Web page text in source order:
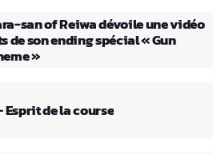
san of Reiwa dévoile une vidéo
de son ending spécial « Gun
»
Esprit de la course